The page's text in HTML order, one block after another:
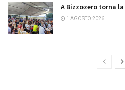
A Bizzozero torna
1 AGOSTO 2026